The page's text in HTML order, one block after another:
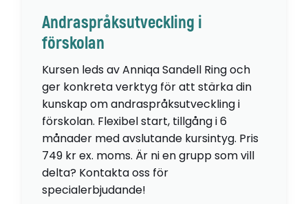
Andraspråksutveckling i
förskolan
Kursen leds av Anniqa Sandell Ring och
ger konkreta verktyg för att stärka din
kunskap om andraspråksutveckling i
förskolan. Flexibel start, tillgång i 6
månader med avslutande kursintyg. Pris
749 kr ex. moms. Är ni en grupp som vill
delta? Kontakta oss för
specialerbjudande!